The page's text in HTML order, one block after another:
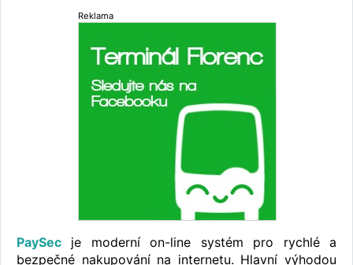
Reklama
PaySec je moderní on-line systém pro rychlé a
bezpečné nakupování na internetu. Hlavní výhodou